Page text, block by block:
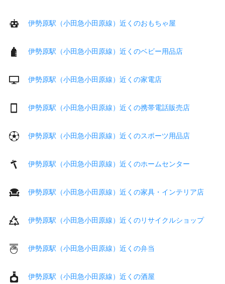
伊勢原駅（小田急小田原線）近くのおもちゃ屋
伊勢原駅（小田急小田原線）近くのベビー用品店
伊勢原駅（小田急小田原線）近くの家電店
伊勢原駅（小田急小田原線）近くの携帯電話販売店
伊勢原駅（小田急小田原線）近くのスポーツ用品店
伊勢原駅（小田急小田原線）近くのホームセンター
伊勢原駅（小田急小田原線）近くの家具・インテリア店
伊勢原駅（小田急小田原線）近くのリサイクルショップ
伊勢原駅（小田急小田原線）近くの弁当
伊勢原駅（小田急小田原線）近くの酒屋